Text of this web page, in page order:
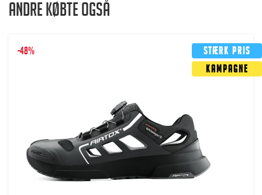
Andre købte også
Stærk pris
Kampagne
-48%